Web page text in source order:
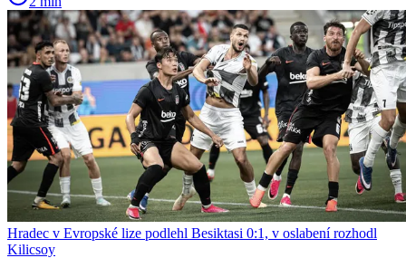
Hradec v Evropské lize podlehl Besiktasi 0:1, v oslabení rozhodl
Kilicsoy